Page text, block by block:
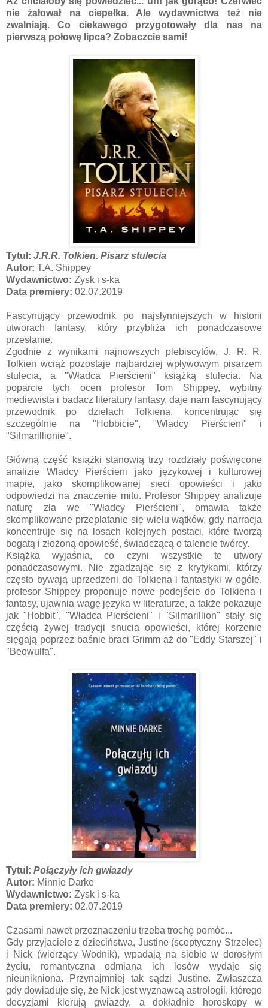
nie żałował na ciepełka. Ale wydawnictwa też nie
zwalniają. Co ciekawego przygotowały dla nas na
pierwszą połowę lipca? Zobaczcie sami!
Tytuł: J.R.R. Tolkien. Pisarz stulecia
Autor: T.A. Shippey
Wydawnictwo: Zysk i s-ka
Data premiery: 02.07.2019
Fascynujący przewodnik po najsłynniejszych w historii
utworach fantasy, który przybliża ich ponadczasowe
przesłanie.
Zgodnie z wynikami najnowszych plebiscytów, J. R. R.
Tolkien wciąż pozostaje najbardziej wpływowym pisarzem
stulecia, a "Władca Pierścieni" książką stulecia. Na
poparcie tych ocen profesor Tom Shippey, wybitny
mediewista i badacz literatury fantasy, daje nam fascynujący
przewodnik po dziełach Tolkiena, koncentrując się
szczególnie na "Hobbicie", "Władcy Pierścieni" i
"Silmarillionie".
Główną część książki stanowią trzy rozdziały poświęcone
analizie Władcy Pierścieni jako językowej i kulturowej
mapie, jako skomplikowanej sieci opowieści i jako
odpowiedzi na znaczenie mitu. Profesor Shippey analizuje
naturę zła we "Władcy Pierścieni", omawia także
skomplikowane przeplatanie się wielu wątków, gdy narracja
koncentruje się na losach kolejnych postaci, które tworzą
bogatą i złożoną opowieść, świadczącą o talencie twórcy.
Książka wyjaśnia, co czyni wszystkie te utwory
ponadczasowymi. Nie zgadzając się z krytykami, którzy
często bywają uprzedzeni do Tolkiena i fantastyki w ogóle,
profesor Shippey proponuje nowe podejście do Tolkiena i
fantasy, ujawnia wagę języka w literaturze, a także pokazuje
jak "Hobbit", "Władca Pierścieni" i "Silmarillion" stały się
częścią żywej tradycji snucia opowieści, której korzenie
sięgają poprzez baśnie braci Grimm aż do "Eddy Starszej" i
"Beowulfa".
Tytuł: Połączyły ich gwiazdy
Autor: Minnie Darke
Wydawnictwo: Zysk i s-ka
Data premiery: 02.07.2019
Czasami nawet przeznaczeniu trzeba trochę pomóc...
Gdy przyjaciele z dzieciństwa, Justine (sceptyczny Strzelec)
i Nick (wierzący Wodnik), wpadają na siebie w dorosłym
życiu, romantyczna odmiana ich losów wydaje się
nieunikniona. Przynajmniej tak sądzi Justine. Zwłaszcza
gdy dowiaduje się, że Nick jest wyznawcą astrologii, którego
decyzjami kierują gwiazdy, a dokładnie horoskopy w